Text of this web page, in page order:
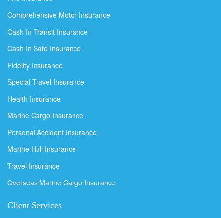
Comprehensive Motor Insurance
Cash In Transit Insurance
Cash In Safe Insurance
Fidelity Insurance
Special Travel Insurance
Health Insurance
Marine Cargo Insurance
Personal Accident Insurance
Marine Hull Insurance
Travel Insurance
Overseas Marine Cargo Insurance
Client Services